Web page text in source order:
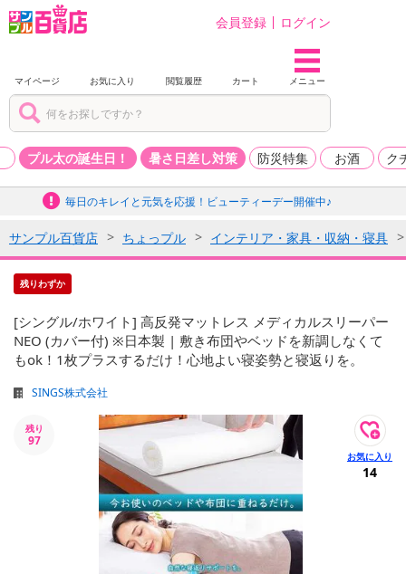
会員登録 ログイン
マイページ お気に入り 閲覧履歴 カート メニュー
プル太の誕生日！ 暑さ日差し対策 防災特集 お酒 ク
毎日のキレイと元気を応援！ビューティーデー開催中♪
サンプル百貨店 ちょっプル インテリア・家具・収納・寝具
残りわずか
[シングル/ホワイト] 高反発マットレス メディカルスリーパー
NEO (カバー付) ※日本製 | 敷き布団やベッドを新調しなくて
もok！1枚プラスするだけ！心地よい寝姿勢と寝返りを。
SINGS株式会社
残り
97
14